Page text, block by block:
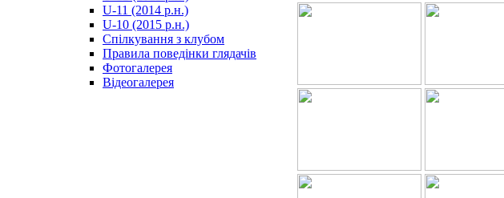
U-11 (2014 р.н.)
U-10 (2015 р.н.)
Спілкування з клубом
Правила поведінки глядачів
Фотогалерея
Відеогалерея